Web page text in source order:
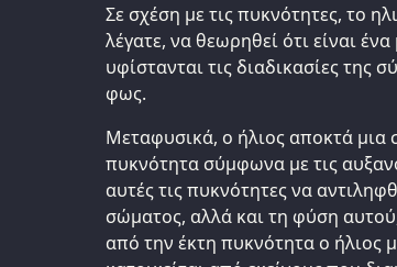
Σε σχέση με τις πυκνότητες, το
λέγατε, να θεωρηθεί ότι είναι
υφίστανται τις διαδικασίες της
φως.
Μεταφυσικά, ο ήλιος αποκτά μια
πυκνότητα σύμφωνα με τις
αυτές τις πυκνότητες να
σώματος, αλλά και τη φύση
από την έκτη πυκνότητα ο ήλιος